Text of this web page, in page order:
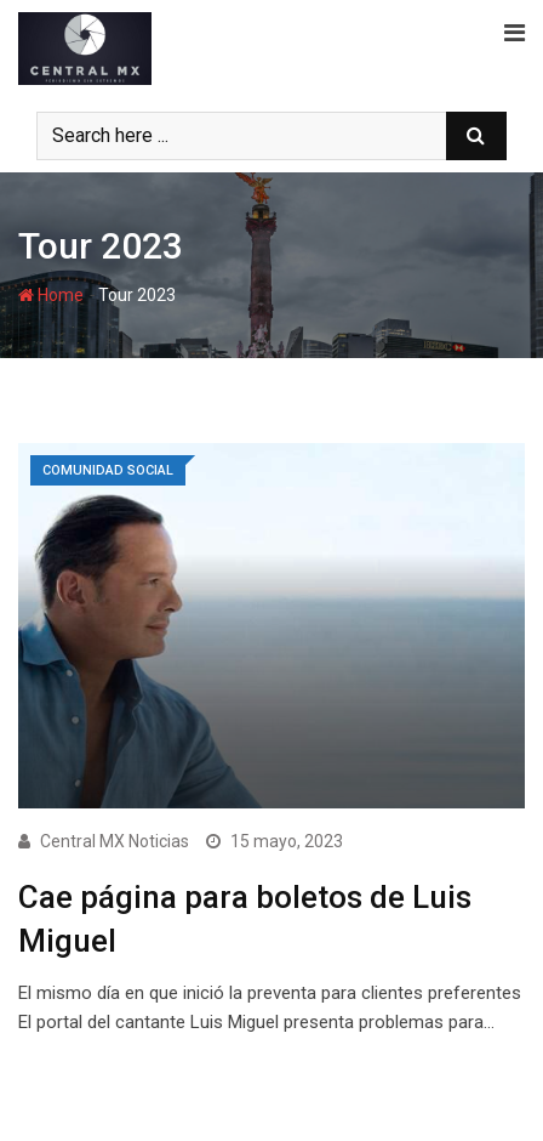
Skip
content
Tour 2023
Home-Tour 2023
COMUNIDAD SOCIAL
Central MX Noticias 15 mayo, 2023
Cae página para boletos de Luis
Miguel
El mismo día en que inició la preventa para clientes preferentes
El portal del cantante Luis Miguel presenta problemas para…